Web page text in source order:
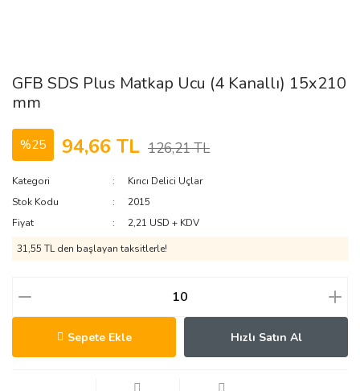
GFB SDS Plus Matkap Ucu (4 Kanallı) 15x210
mm
%25 94,66 TL 126,21 TL
Kategori
Kırıcı Delici Uçlar
Stok Kodu
2015
Fiyat
2,21 USD + KDV
31,55 TL den başlayan taksitlerle!
Sepete Ekle Hızlı Satın Al